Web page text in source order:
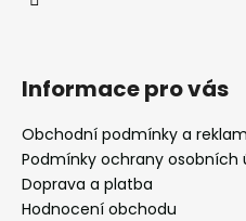
Informace pro vás
Obchodní podmínky a
Podmínky ochrany osobních
Doprava a platba
Hodnocení obchodu